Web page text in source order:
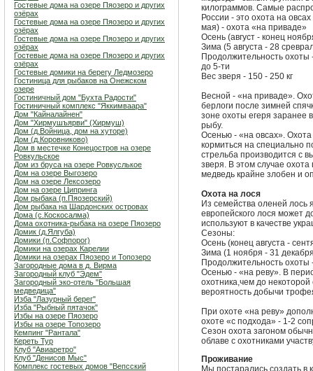
Гостевые дома на озере Пяозеро и других
озёрах
Гостевые дома на озере Пяозеро и других
озёрах
Гостевые дома на озере Пяозеро и других
озёрах
Гостевые дома на озере Пяозеро и других
озёрах
Гостевые домики на берегу Ледмозеро
Гостиница для рыбаков на Онежском
озере
Гостиничный дом "Бухта Радости"
Гостиничный комплекс "Яккимваара"
Дом "Кайналайнен"
Дом "Хирмушъярви" (Хирмуш)
Дом (д.Войница, дом на хуторе)
Дом (д.Коровниково)
Дом в местечке Конецостров на озере
Ровкульское
Дом из бруса на озере Ровкуслькое
Дом на озере Выгозеро
Дом на озере Лексозеро
Дом на озере Ципринга
Дом рыбака (п.Пяозерский)
Дом рыбака на Шардонских островах
Дома (с.Коскосалма)
Дома охотника-рыбака на озере Пяозеро
Домик (д.Ялгуба)
Домики (п.Софпорог)
Домики на озерах Карелии
Домики на озерах Пяозеро и Топозеро
Загородные дома в д. Вирма
Загородный клуб "Эдем"
Загородный эко-отель "Большая
медведица"
Изба "Лазурный берег"
Изба "Рыбный пятачок"
Избы на озере Пяозеро
Избы на озере Топозеро
Кемпинг "Рантала"
Кереть Тур
Клуб "Авиаретро"
Клуб "Денисов Мыс"
Комплекс гостевых домов "Вепсский
килограммов. Самые
России - это охота на
мая) - охота «на приваде»
Осень (август - конец
Зима (5 августа - 28
Продолжительность охоты
до 5-ти
Вес зверя - 150 - 250 кг
Весной - «на приваде».
берлоги после зимней
зоне охоты егеря заранее
рыбу.
Осенью - «на овсах».
кормиться на специально
стрельба производится с
зверя. В этом случае
медведь крайне злобен и
Охота на лося
Из семейства оленей
европейского лося может
используют в качестве
Сезоны:
Осень (конец августа -
Зима (1 ноября - 31
Продолжительность охоты
Осенью - «на реву». В
охотника,чем до
вероятность добычи
При охоте «на реву»
охоте «с подхода» - 1-2
Сезон охота загоном
облаве с охотниками
Проживание
Мы постарались создать